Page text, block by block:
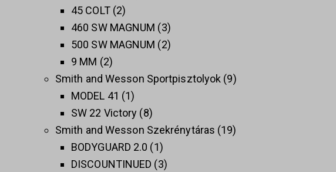
45 COLT 2
460 SW MAGNUM
3
500 SW MAGNUM
2
9 MM 2
Smith and Wesson Sportpisztolyok 9
MODEL 41
1
SW 22 Victory 8
Smith and Wesson Szekrénytáras 19
BODYGUARD 2.0
1
DISCOUNTINUED
3